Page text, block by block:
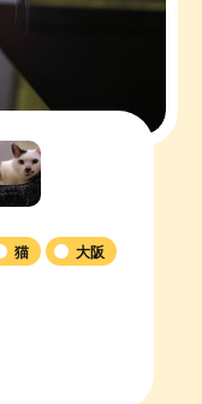
猫 大阪